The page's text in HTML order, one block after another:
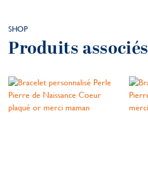
SHOP
Produits associés